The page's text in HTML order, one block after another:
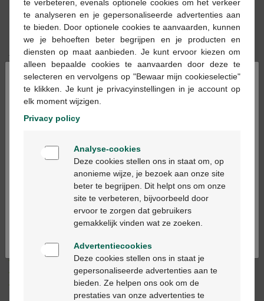
28,16 €
Commander Réserver
En stock en ligne
+
Quantité max. = 10
Les jours ouvrables commandé avant 12h, livré
dans les 2 jours ouvrables suivant
Livraison gratuitedans votre pharmacie Multipharma
Livraison à domicilegratuiteà partir de 55 €
sécurisé
Service clientèlepar chat ou formulaire de contact
×
Bienvenue
Ga verder in het nederlands
Continuez en français
te verbeteren, evenals optionele cookies om het verkeer
te analyseren en je gepersonaliseerde advertenties aan
te bieden. Door optionele cookies te aanvaarden, kunnen
we je behoeften beter begrijpen en je producten en
diensten op maat aanbieden. Je kunt ervoor kiezen om
alleen bepaalde cookies te aanvaarden door deze te
selecteren en vervolgens op "Bewaar mijn cookieselectie"
te klikken. Je kunt je privacyinstellingen in je account op
elk moment wijzigen.
Privacy policy
Analyse-cookies
Deze cookies stellen ons in staat om, op
anonieme wijze, je bezoek aan onze site
beter te begrijpen. Dit helpt ons om onze
site te verbeteren, bijvoorbeeld door
ervoor te zorgen dat gebruikers
gemakkelijk vinden wat ze zoeken.
Advertentiecookies
Deze cookies stellen ons in staat je
gepersonaliseerde advertenties aan te
bieden. Ze helpen ons ook om de
prestaties van onze advertenties te